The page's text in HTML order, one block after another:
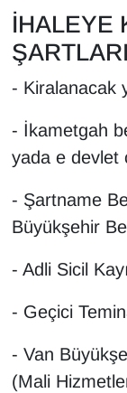
İHALEYE
ŞARTLARI
- Kiralanacak
- İkametgah
yada e devlet
- Şartname
Büyükşehir
- Adli Sicil
- Geçici
- Van
(Mali